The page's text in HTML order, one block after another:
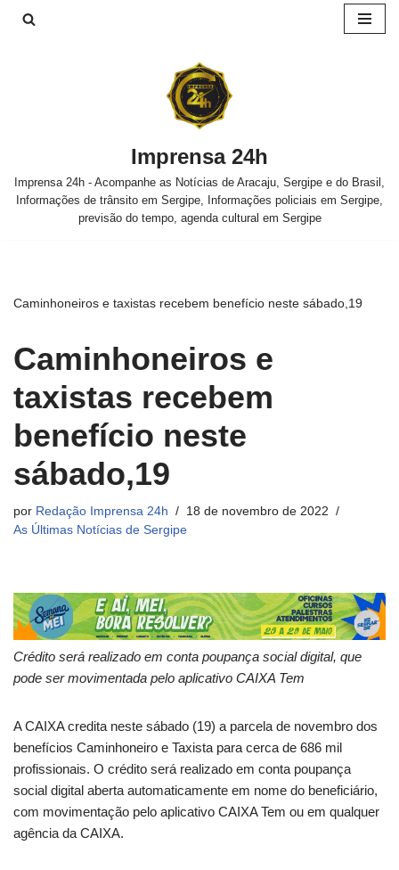
Imprensa 24h
Imprensa 24h - Acompanhe as Notícias de Aracaju, Sergipe e do Brasil,
Informações de trânsito em Sergipe, Informações policiais em Sergipe,
previsão do tempo, agenda cultural em Sergipe
Caminhoneiros e taxistas recebem benefício neste sábado,19
Caminhoneiros e
taxistas recebem
benefício neste
sábado,19
por Redação Imprensa 24h
18 de novembro de 2022
As Últimas Notícias de Sergipe
Crédito será realizado em conta poupança social digital, que
pode ser movimentada pelo aplicativo CAIXA Tem
A CAIXA credita neste sábado (19) a parcela de novembro dos
benefícios Caminhoneiro e Taxista para cerca de 686 mil
profissionais. O crédito será realizado em conta poupança
social digital aberta automaticamente em nome do beneficiário,
com movimentação pelo aplicativo CAIXA Tem ou em qualquer
agência da CAIXA.